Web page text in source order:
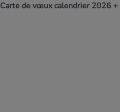
Carte de vœux calendrier 2026 +